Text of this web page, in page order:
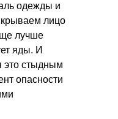
одежды и
лицо
лучше
яды. И
это стыдным
опасности